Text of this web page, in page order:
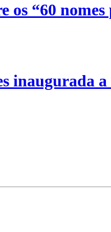
os “60
inaugurada